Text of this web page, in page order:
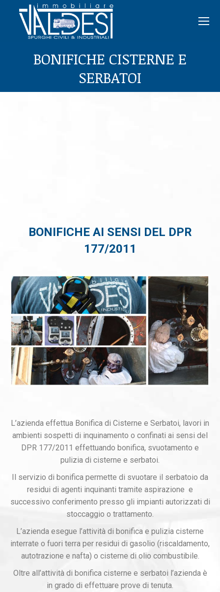
BONIFICHE CISTERNE E
SERBATOI
BONIFICHE AI SENSI DEL DPR
177/2011
L’azienda effettua Bonifica di Cisterne e Serbatoi, lavori in
ambienti sospetti di inquinamento o confinati ai sensi del
DPR 177/2011 effettuando bonifica, svuotamento e
pulizia di cisterne e serbatoi.
Il servizio di bonifica permette di svuotare il serbatoio da
residui di agenti inquinanti tramite aspirazione e
successivo conferimento presso gli impianti autorizzati di
stoccaggio o trattamento.
L’azienda esegue l’attività di bonifica e pulizia cisterne
interrate o fuori terra per residui di gasolio (riscaldamento,
autotrazione e nafta) o cisterne di olio combustibile.
Oltre all’attività di bonifica cisterne e serbatoi l’azienda è
in grado di effettuare prove di tenuta.